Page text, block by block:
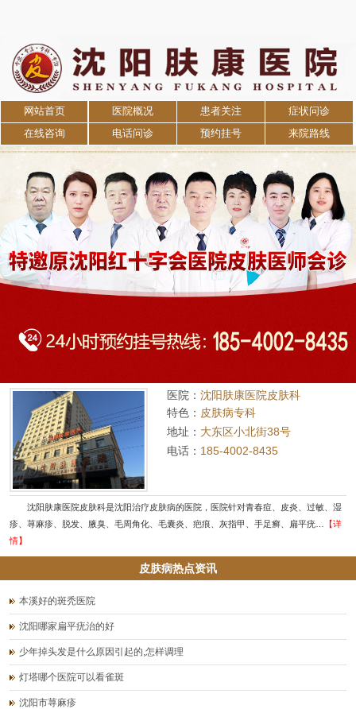
网站首页 医院概况 患者关注 症状问诊
在线咨询 电话问诊 预约挂号 来院路线
医院： 沈阳肤康医院皮肤科
特色： 皮肤病专科
地址： 大东区小北街38号
电话： 185-4002-8435
沈阳肤康医院皮肤科是沈阳治疗皮肤病的医院，医院针对青春痘、皮炎、过敏、湿
疹、荨麻疹、脱发、腋臭、毛周角化、毛囊炎、疤痕、灰指甲、手足癣、扁平疣…
【详
情】
皮肤病热点资讯
本溪好的斑秃医院
沈阳哪家扁平疣治的好
少年掉头发是什么原因引起的,怎样调理
灯塔哪个医院可以看雀斑
沈阳市荨麻疹